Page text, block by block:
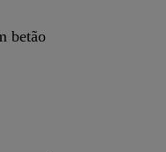
betão